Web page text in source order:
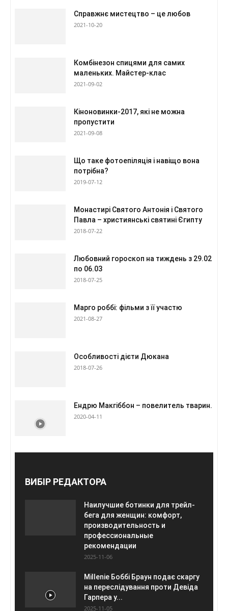
Справжнє мистецтво – це любов
2021-10-20
Комбінезон спицями для самих
маленьких. Майстер-клас
2021-09-02
Кіноновинки-2017, які не можна
пропустити
2021-09-08
Що таке фотоепіляція і навіщо вона
потрібна?
2019-07-12
Монастирі Святого Антонія і Святого
Павла – християнські святині Єгипту
2018-07-22
Любовний гороскоп на тиждень з 29.02
по 06.03
2018-07-25
Марго роббі: фільми з її участю
2021-08-27
Особливості дієти Дюкана
2018-07-26
Ендрю Макгіббон – повелитель тварин.
2020-04-11
ВИБІР РЕДАКТОРА
Наилучшие ботинки для трейл-
бега для женщин: комфорт,
производительность и
профессиональные
рекомендации
2025-11-06
Millenie Боббі Браун подає скаргу
на переслідування проти Девіда
Гарпера у...
2025-11-05